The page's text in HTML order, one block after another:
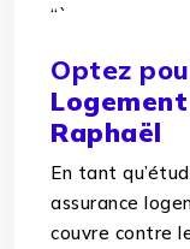
“`
Optez
Raphaël
En tant
assurance
couvre contre